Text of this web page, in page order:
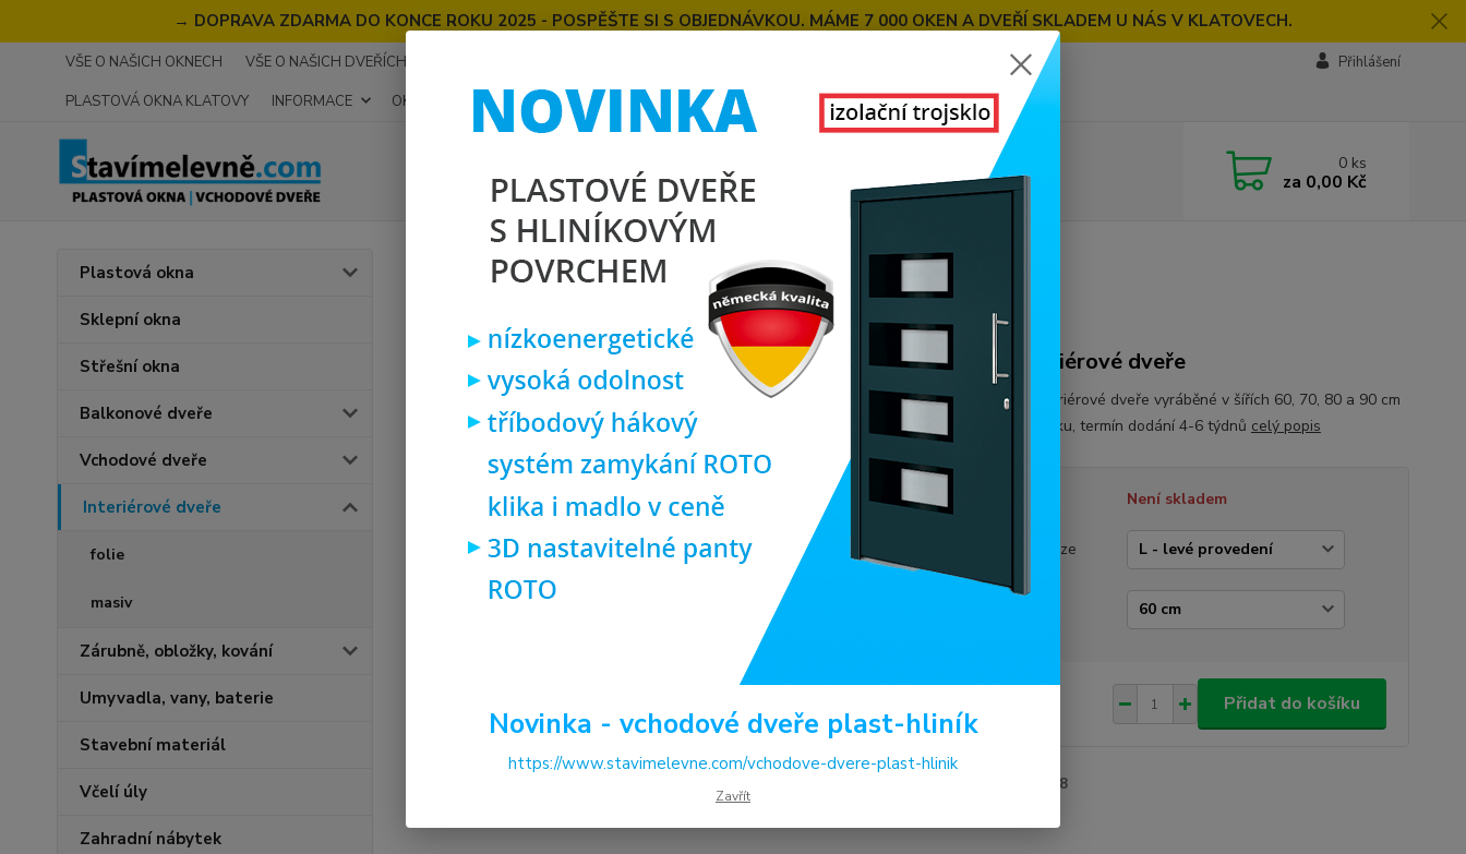
→ DOPRAVA ZDARMA DO KONCE ROKU 2025 - POSPĚŠTE SI S OBJEDNÁVKOU. MÁME 7 000 OKEN A DVEŘÍ SKLADEM U NÁS V KLATOVECH.
VŠE O NAŠICH OKNECH VŠE O NAŠICH DVEŘÍCH
PLASTOVÁ OKNA KLATOVY
INFORMACE OKNA NA MÍRU KONTAKT O NÁS
Přihlášení
0 ks
za 0,00 Kč
Plastová okna
Sklepní okna
Střešní okna
Balkonové dveře
Vchodové dveře
Interiérové dveře
folie
masiv
Zárubně, obložky, kování
Umyvadla, vany, baterie
Stavební materiál
Včelí úly
Zahradní nábytek
Interiérové dveře SOFT interiérové dveře masiv Alex
SOFT interiérové dveře masiv Alex
masivní interiérové dveře
České masivní interiérové dveře vyráběné v šířích 60, 70, 80 a 90 cm
Zboží na objednávku, termín dodání 4-6 týdnů celý popis
Není skladem
(obrázek je pouze
5 413 Kč
Přidat do košíku
5008
Novinka - vchodové dveře plast-hliník
https://www.stavimelevne.com/vchodove-dvere-plast-hlinik
Zavřít